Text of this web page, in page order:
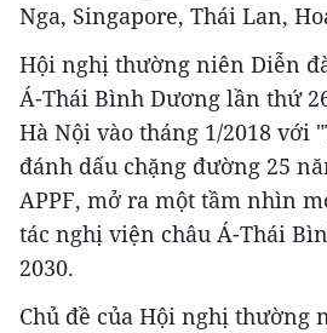
Nga, Singapore, Thái Lan,
Hội nghị thường niên Diễn
Á-Thái Bình Dương lần thứ
Hà Nội vào tháng 1/2018 với
đánh dấu chặng đường 25
APPF, mở ra một tầm nhìn
tác nghị viện châu Á-Thái
2030.
Chủ đề của Hội nghị thường